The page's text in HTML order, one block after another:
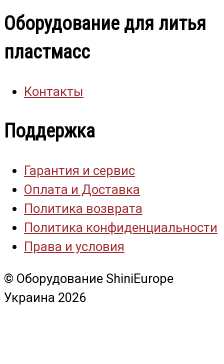
Оборудование для литья
пластмасс
Контакты
Поддержка
Гарантия и сервис
Оплата и Доставка
Политика возврата
Политика конфиденциальности
Права и условия
© Оборудование ShiniEurope
Украина 2026